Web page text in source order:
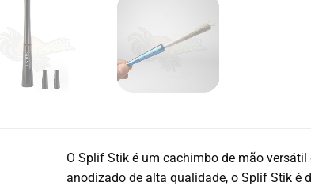
O Splif Stik é um cachimbo de mão
anodizado de alta qualidade, o Splif Stik é